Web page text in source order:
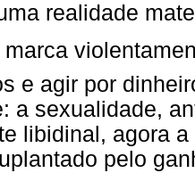
realidade
marca
e agir por
a sexualidade,
libidinal, agora
pelo